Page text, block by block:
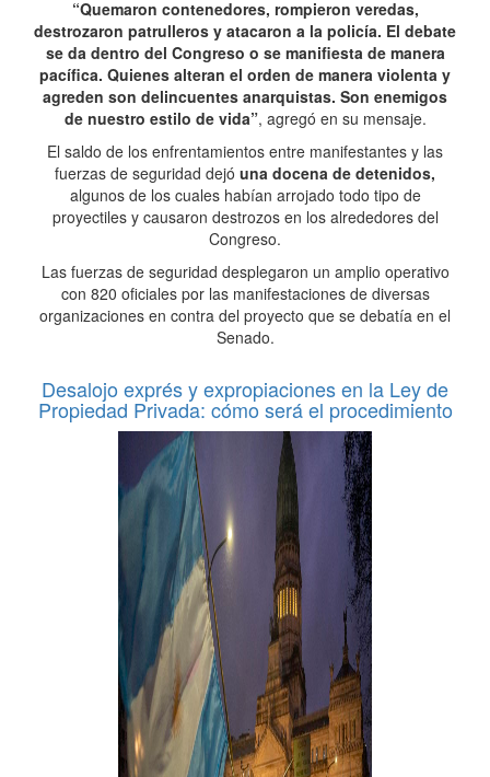
“Quemaron contenedores, rompieron veredas,
destrozaron patrulleros y atacaron a la policía. El debate
se da dentro del Congreso o se manifiesta de manera
pacífica. Quienes alteran el orden de manera violenta y
agreden son delincuentes anarquistas. Son enemigos
de nuestro estilo de vida”, agregó en su mensaje.
El saldo de los enfrentamientos entre manifestantes y las
fuerzas de seguridad dejó una docena de detenidos,
algunos de los cuales habían arrojado todo tipo de
proyectiles y causaron destrozos en los alrededores del
Congreso.
Las fuerzas de seguridad desplegaron un amplio operativo
con 820 oficiales por las manifestaciones de diversas
organizaciones en contra del proyecto que se debatía en el
Senado.
Desalojo exprés y expropiaciones en la Ley de
Propiedad Privada: cómo será el procedimiento